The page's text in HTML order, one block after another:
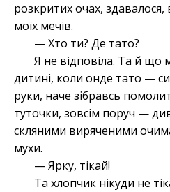
розкритих очах, здавалося,
моїх мечів.
— Хто ти? Де тато?
Я не відповіла. Та й що
дитині, коли онде тато —
руки, наче зібравсь
туточки, зовсім поруч —
скляними виряченими
мухи.
— Ярку, тікай!
Та хлопчик нікуди не